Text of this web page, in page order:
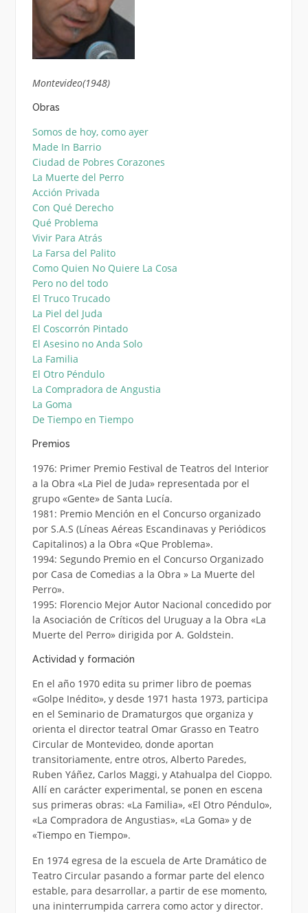
Montevideo(1948)
Obras
Somos de hoy, como ayer
Made In Barrio
Ciudad de Pobres Corazones
La Muerte del Perro
Acción Privada
Con Qué Derecho
Qué Problema
Vivir Para Atrás
La Farsa del Palito
Como Quien No Quiere La Cosa
Pero no del todo
El Truco Trucado
La Piel del Juda
El Coscorrón Pintado
El Asesino no Anda Solo
La Familia
El Otro Péndulo
La Compradora de Angustia
La Goma
De Tiempo en Tiempo
Premios
1976: Primer Premio Festival de Teatros del Interior
a la Obra «La Piel de Juda» representada por el
grupo «Gente» de Santa Lucía.
1981: Premio Mención en el Concurso organizado
por S.A.S (Líneas Aéreas Escandinavas y Periódicos
Capitalinos) a la Obra «Que Problema».
1994: Segundo Premio en el Concurso Organizado
por Casa de Comedias a la Obra » La Muerte del
Perro».
1995: Florencio Mejor Autor Nacional concedido por
la Asociación de Críticos del Uruguay a la Obra «La
Muerte del Perro» dirigida por A. Goldstein.
Actividad y formación
En el año 1970 edita su primer libro de poemas
«Golpe Inédito», y desde 1971 hasta 1973, participa
en el Seminario de Dramaturgos que organiza y
orienta el director teatral Omar Grasso en Teatro
Circular de Montevideo, donde aportan
transitoriamente, entre otros, Alberto Paredes,
Ruben Yáñez, Carlos Maggi, y Atahualpa del Cioppo.
Allí en carácter experimental, se ponen en escena
sus primeras obras: «La Familia», «El Otro Péndulo»,
«La Compradora de Angustias», «La Goma» y de
«Tiempo en Tiempo».
En 1974 egresa de la escuela de Arte Dramático de
Teatro Circular pasando a formar parte del elenco
estable, para desarrollar, a partir de ese momento,
una ininterrumpida carrera como actor y director.